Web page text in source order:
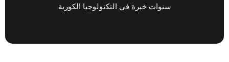
سنوات خبرة في التكنولوجيا الكورية